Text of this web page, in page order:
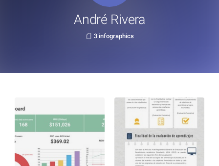
André Rivera
3 infographics